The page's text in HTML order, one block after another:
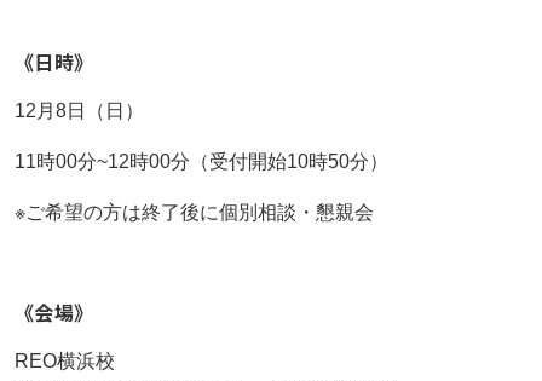
活動報告
AIあべ不登校相談室
045-444-2540
《日時》
12月8日（日）
11時00分~12時00分（受付開始10時50分）
※ご希望の方は終了後に個別相談・懇親会
《会場》
REO横浜校